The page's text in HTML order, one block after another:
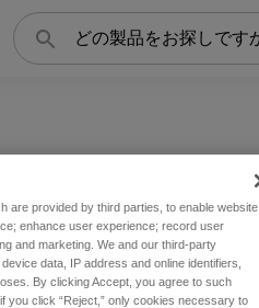
検
索
are provided by third parties, to enable website
enhance user experience; record user
and marketing. We and our third-party
data, IP address and online identifiers,
By clicking Accept, you agree to such
you click “Reject,” only cookies necessary to